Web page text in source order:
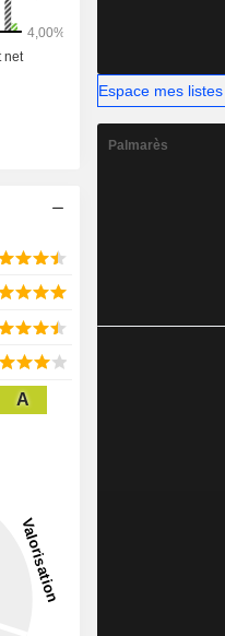
A
Espace mes listes
Palmarès